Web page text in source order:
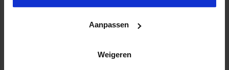
Aanpassen
Weigeren